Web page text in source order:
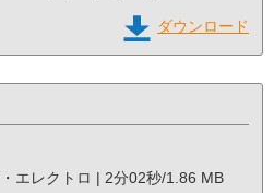
ダウンロード
エレクトロ | 2分02秒/1.86 MB